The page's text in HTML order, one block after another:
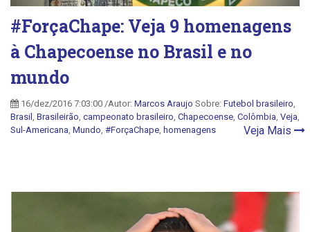
#ForçaChape: Veja 9 homenagens
à Chapecoense no Brasil e no
mundo
16/dez/2016 7:03:00 /Autor: Marcos Araujo Sobre: Futebol brasileiro
Brasil Brasileirão campeonato brasileiro Chapecoense Colômbia Veja
Sul-Americana Mundo #ForçaChape homenagens Veja Mais